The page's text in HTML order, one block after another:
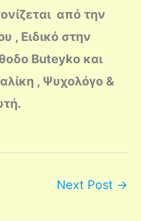
από την
, Ειδικό στην
Buteyko και
, Ψυχολόγο &
Next Post →